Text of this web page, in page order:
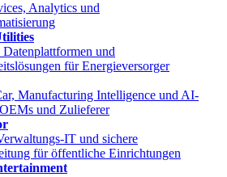
Analytics und
Datenplattformen und
für Energieversorger
Manufacturing Intelligence und AI-
und Zulieferer
IT und sichere
für öffentliche Einrichtungen